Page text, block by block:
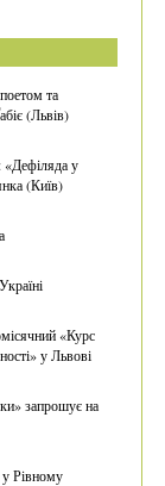
та
(Львів)
«Дефіляда у
(Київ)
«Курс
у Львові
запрошує на
у Рівному